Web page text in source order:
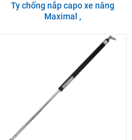
Ty chống nắp capo xe nâng
Maximal ,